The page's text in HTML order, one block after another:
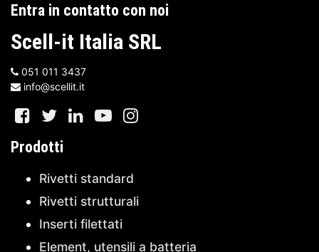
Entra in contatto con noi
Scell-it Italia SRL
051 011 3437
info@scellit.it
Prodotti
Rivetti standard
Rivetti strutturali
Inserti filettati
Element, utensili a batteria